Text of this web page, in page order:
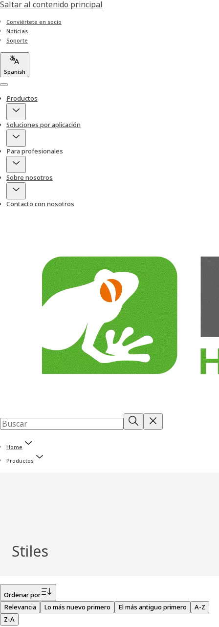
Saltar al contenido principal
Conviértete en socio
Noticias
Soporte
Spanish
Menu
Productos
Soluciones por aplicación
Para profesionales
Sobre nosotros
Contacto con nosotros
Home
Productos
Stiles
Ordenar por
Relevancia
Lo más nuevo primero El más antiguo primero
A-Z
Z-A